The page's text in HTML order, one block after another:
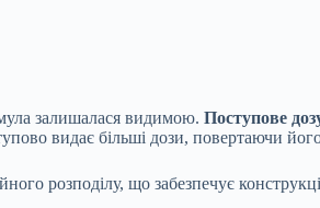
залишалася видимою. Поступове
видає більші дози, повертаючи
розподілу, що забезпечує